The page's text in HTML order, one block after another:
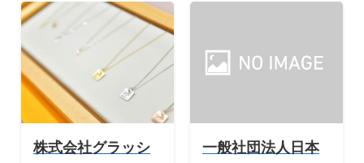
株式会社グラッシ
一般社団法人日本